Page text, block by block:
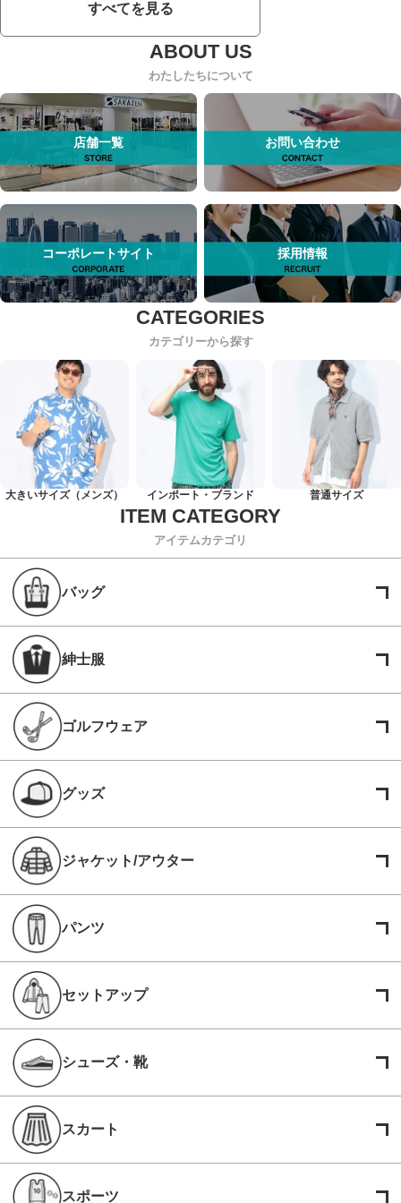
すべてを見る
わたしたちについて
店舗一覧 お問い合わせ
コーポレートサイト 採用情報
カテゴリーから探す
大きいサイズ（メンズ） インポート・ブランド 普通サイズ
アイテムカテゴリ
バッグ
紳士服
ゴルフウェア
グッズ
ジャケット/アウター
パンツ
セットアップ
シューズ・靴
スカート
スポーツ